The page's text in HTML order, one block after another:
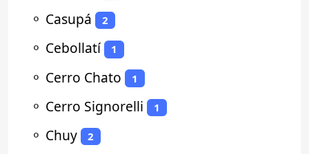
⚬ Casupá 2
⚬ Cebollatí 1
⚬ Cerro Chato 1
⚬ Cerro Signorelli 1
⚬ Chuy 2